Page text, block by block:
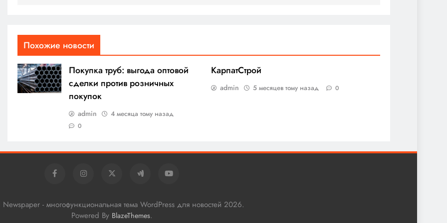
Похожие новости
Покупка труб: выгода оптовой
сделки против розничных
покупок
admin 4 месяца тому назад
0
КарпатСтрой
admin 5 месяцев тому назад 0
- многофункциональная тема WordPress для новостей 2026.
Powered By BlazeThemes.